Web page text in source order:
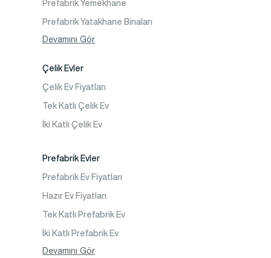
Prefabrik Yemekhane
Prefabrik Yatakhane Binaları
Prefabrik Dükkan
Prefabrik Acil Afet Binaları
Prefabrik WC Duş Binaları
Şantiye Mobilizasyon
Şantiye Kamp Binaları
Devamını Gör
Çelik Evler
Çelik Ev Fiyatları
Tek Katlı Çelik Ev
İki Katlı Çelik Ev
Prefabrik Evler
Prefabrik Ev Fiyatları
Hazır Ev Fiyatları
Tek Katlı Prefabrik Ev
İki Katlı Prefabrik Ev
Tek Katlı Prefabrik Villa
Devamını Gör